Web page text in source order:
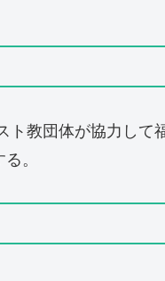
教団体が協力し
。